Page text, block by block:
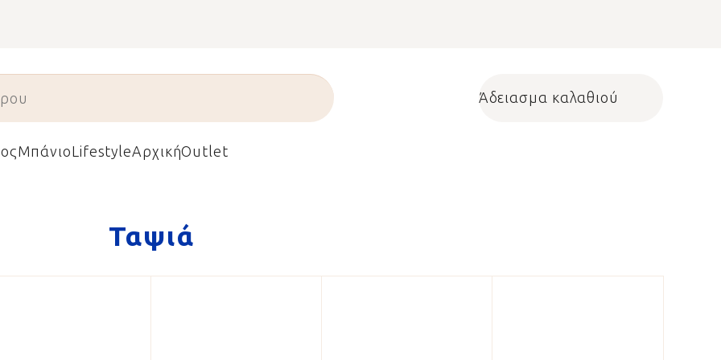
Shopping cart
Άδειασμα καλαθιού
ΜπάνιοLifestyleΑρχικήOutlet
Ταψιά